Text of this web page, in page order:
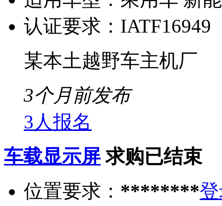
认证要求： IATF16949
某本土越野车主机厂
3个月前发布
3人报名
车载显示屏 求购已结束
位置要求： ********